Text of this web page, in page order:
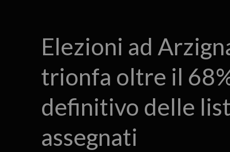
Elezioni ad
trionfa oltre il
definitivo delle
assegnati